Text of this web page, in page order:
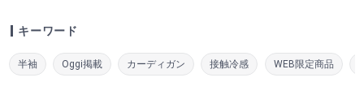
キーワード
半袖 Oggi掲載 カーディガン 接触冷感 WEB限定商品